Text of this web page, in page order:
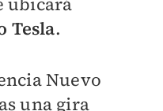
Tesla.
Nuevo
una gira